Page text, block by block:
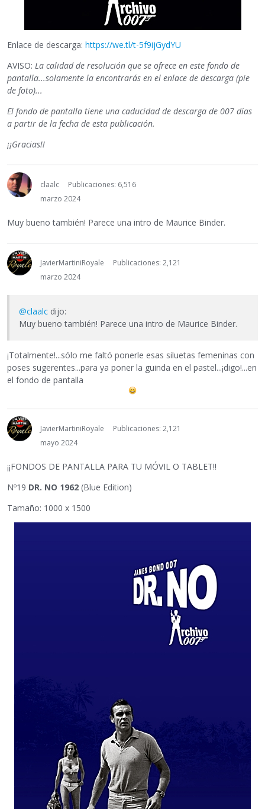
Enlace de descarga: https://we.tl/t-5f9ijGydYU
AVISO: La calidad de resolución que se ofrece en este fondo de
pantalla...solamente la encontrarás en el enlace de descarga (pie
de foto)...
El fondo de pantalla tiene una caducidad de descarga de 007 días
a partir de la fecha de esta publicación.
¡¡Gracias!!
claalc
Publicaciones: 6,516
marzo 2024
Muy bueno también! Parece una intro de Maurice Binder.
JavierMartiniRoyale
Publicaciones: 2,121
marzo 2024
@claalc dijo:
Muy bueno también! Parece una intro de Maurice Binder.
¡Totalmente!...sólo me faltó ponerle esas siluetas femeninas con
poses sugerentes...para ya poner la guinda en el pastel...¡digo!...en
el fondo de pantalla
JavierMartiniRoyale
Publicaciones: 2,121
mayo 2024
¡¡FONDOS DE PANTALLA PARA TU MÓVIL O TABLET!!
Nº19 DR. NO 1962 (Blue Edition)
Tamaño: 1000 x 1500